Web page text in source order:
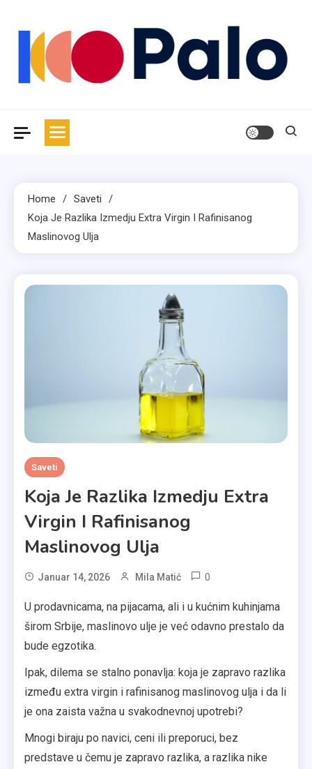
content
Home
Saveti
Koja Je Razlika Izmedju Extra Virgin I Rafinisanog
Maslinovog Ulja
Saveti
Koja Je Razlika Izmedju Extra
Virgin I Rafinisanog
Maslinovog Ulja
Januar 14, 2026 Mila Matić 0
U prodavnicama, na pijacama, ali i u kućnim kuhinjama
širom Srbije, maslinovo ulje je već odavno prestalo da
bude egzotika.
Ipak, dilema se stalno ponavlja: koja je zapravo razlika
između extra virgin i rafinisanog maslinovog ulja i da li
je ona zaista važna u svakodnevnoj upotrebi?
Mnogi biraju po navici, ceni ili preporuci, bez
predstave u čemu je zapravo razlika, a razlika nike